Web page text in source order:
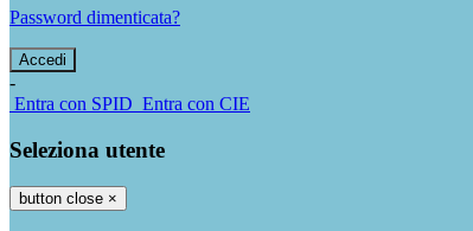
Password dimenticata?
-
Entra con SPID Entra con CIE
Seleziona utente
button close ×